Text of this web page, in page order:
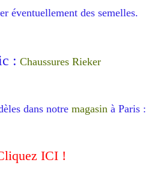
éventuellement des semelles.
: Chaussures Rieker
dans notre magasin à Paris :
ICI !